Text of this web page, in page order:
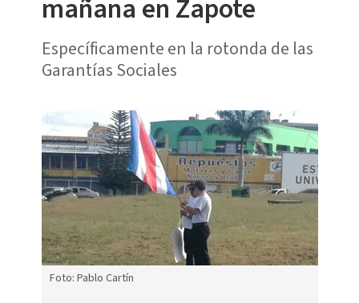
mañana en Zapote
Específicamente en la rotonda de las
Garantías Sociales
Foto: Pablo Cartín